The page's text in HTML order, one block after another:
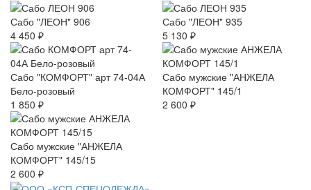
Сабо "ЛЕОН" 906
4 450 ₽
Сабо "ЛЕОН" 935
5 130 ₽
Сабо "КОМФОРТ" арт 74-04А
Бело-розовый
1 850 ₽
Сабо мужские "АНЖЕЛА
КОМФОРТ" 145/1
2 600 ₽
Сабо мужские "АНЖЕЛА
КОМФОРТ" 145/15
2 600 ₽